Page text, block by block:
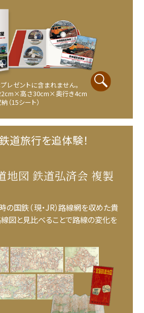
レゼントに含まれません。
高さ30cm×奥行き4cm
（15シート）
道旅行を追体験！
地図 鉄道弘済会 複製
の国鉄（ 現・JR）路線網を収めた貴
図と見比べることで路線の変化を